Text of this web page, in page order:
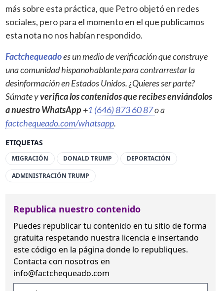
ETIQUETAS
MIGRACIÓN DONALD TRUMP DEPORTACIÓN
ADMINISTRACIÓN TRUMP
más sobre esta práctica, que Petro objetó en redes
sociales, pero para el momento en el que publicamos
esta nota no nos habían respondido.
Factchequeadoes un medio de verificación que construye
una comunidad hispanohablante para contrarrestar la
desinformación en Estados Unidos. ¿Quieres ser parte?
Súmate yverifica los contenidos que recibes enviándolos
a nuestro WhatsApp+1 (646) 873 60 87o a
factchequeado.com/whatsapp.
Republica nuestro contenido
Puedes republicar tu contenido en tu sitio de forma
gratuita respetando nuestra licencia e insertando
este código en la página donde lo republiques.
Contacta con nosotros en
info@factchequeado.com